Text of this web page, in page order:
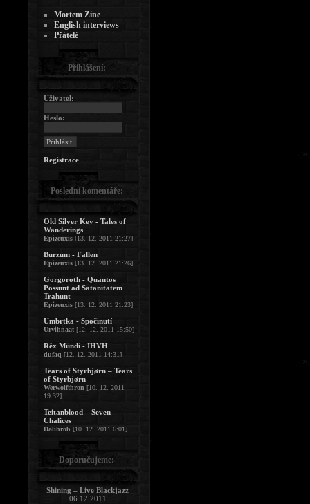
Mortem Zine
English interviews
Přátelé
Přihlášení:
Uživatel:
Heslo:
Registrace
Poslední komentáře:
Old Silver Key - Tales of
Wanderings
Epizeuxis [13. 12. 2011 21:27]
Burzum - Fallen
Epizeuxis [13. 12. 2011 21:26]
Gorgoroth - Quantos
Possunt ad Satanitatem
Trahunt
Epizeuxis [13. 12. 2011 21:23]
Umbrtka - Spočinutí
Urvihnaat [12. 12. 2011 15:50]
Rêx Mündi - IHVH
dufaq [12. 12. 2011 14:31]
Tears of Styrbjørn – Tears
of Styrbjørn
Werwolfthron [10. 12. 2011
19:32]
Teitanblood – Seven
Chalices
Dalihrob [10. 12. 2011 6:01]
Doporučujeme:
Shining – Live Blackjazz
06.12.2011